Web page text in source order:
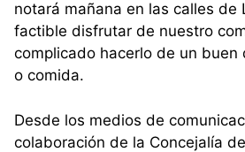
notará mañana en las calles de
factible disfrutar de nuestro
complicado hacerlo de un buen
o comida.
Desde los medios de
colaboración de la Concejalía